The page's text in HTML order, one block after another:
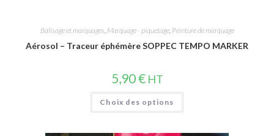
Balisage et marquages, Marquage - piquetage, Peinture de marquage
Aérosol – Traceur éphémère SOPPEC TEMPO MARKER
5,90€HT
Choix des options